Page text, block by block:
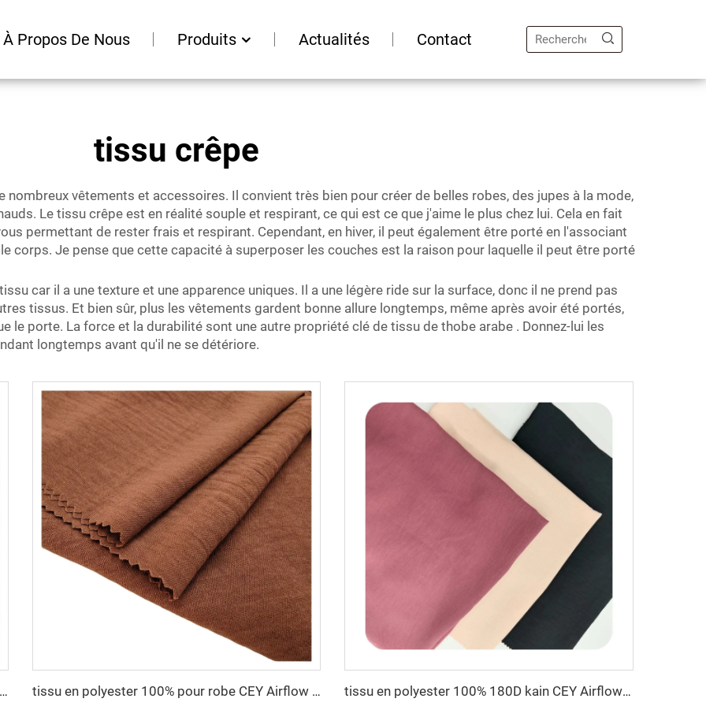
À Propos De Nous Produits Actualités Contact
tissu crêpe
vêtements et accessoires. Il convient très bien pour créer de belles robes, des jupes à la mode,
Le tissu crêpe est en réalité souple et respirant, ce qui est ce que j'aime le plus chez lui. Cela en fait
permettant de rester frais et respirant. Cependant, en hiver, il peut également être porté en l'associant
corps. Je pense que cette capacité à superposer les couches est la raison pour laquelle il peut être porté
car il a une texture et une apparence uniques. Il a une légère ride sur la surface, donc il ne prend pas
tissus. Et bien sûr, plus les vêtements gardent bonne allure longtemps, même après avoir été portés,
le porte. La force et la durabilité sont une autre propriété clé de tissu de thobe arabe . Donnez-lui les
longtemps avant qu'il ne se détériore.
tissu en polyester 100% pour robe CEY Airflow Crêpe tissu en polyester 100% pour robe CEY Airflow Crêpe tissu en polyester 100% 180D kain CEY Airflow Crêpe Rayon froissé pour robe d'Abaya pour femmes